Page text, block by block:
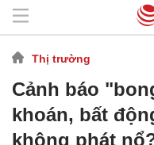
Thị trường
Cảnh báo
khoán, bất
không phát